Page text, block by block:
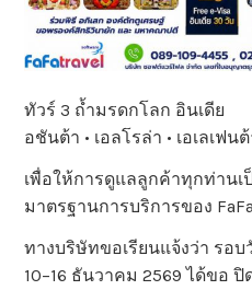
ทัวร์ 3 ถ้ำมรดกโลก อินเดีย
อชันต้า • เอลโรล่า • เอเลเฟน
เพื่อให้การดูแลลูกค้าทุกท่านเ
มาตรฐานการบริการของ
ทางบริษัทขอเรียนแจ้งว่า รอ
10–16 ธันวาคม 2569 ได้ขอ